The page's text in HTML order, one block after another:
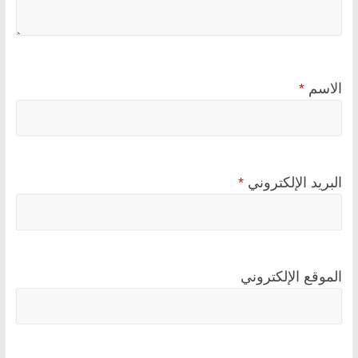
الاسم *
البريد الإلكتروني *
الموقع الإلكتروني